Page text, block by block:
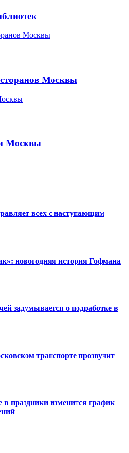
Москвы
Москвы
всех с наступающим
новогодняя история Гофмана
задумывается о подработке в
транспорте прозвучит
праздники изменится график